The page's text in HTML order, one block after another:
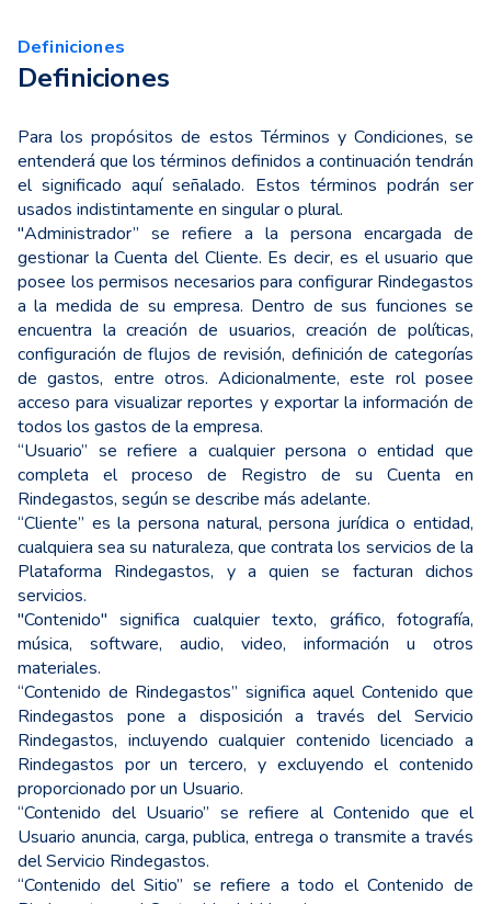
Definiciones
Definiciones
Para los propósitos de estos Términos y Condiciones, se
entenderá que los términos definidos a continuación tendrán
el significado aquí señalado. Estos términos podrán ser
usados indistintamente en singular o plural.
"Administrador” se refiere a la persona encargada de
gestionar la Cuenta del Cliente. Es decir, es el usuario que
posee los permisos necesarios para configurar Rindegastos
a la medida de su empresa. Dentro de sus funciones se
encuentra la creación de usuarios, creación de políticas,
configuración de flujos de revisión, definición de categorías
de gastos, entre otros. Adicionalmente, este rol posee
acceso para visualizar reportes y exportar la información de
todos los gastos de la empresa.
“Usuario” se refiere a cualquier persona o entidad que
completa el proceso de Registro de su Cuenta en
Rindegastos, según se describe más adelante.
“Cliente” es la persona natural, persona jurídica o entidad,
cualquiera sea su naturaleza, que contrata los servicios de la
Plataforma Rindegastos, y a quien se facturan dichos
servicios.
"Contenido" significa cualquier texto, gráfico, fotografía,
música, software, audio, video, información u otros
materiales.
“Contenido de Rindegastos” significa aquel Contenido que
Rindegastos pone a disposición a través del Servicio
Rindegastos, incluyendo cualquier contenido licenciado a
Rindegastos por un tercero, y excluyendo el contenido
proporcionado por un Usuario.
“Contenido del Usuario” se refiere al Contenido que el
Usuario anuncia, carga, publica, entrega o transmite a través
del Servicio Rindegastos.
“Contenido del Sitio” se refiere a todo el Contenido de